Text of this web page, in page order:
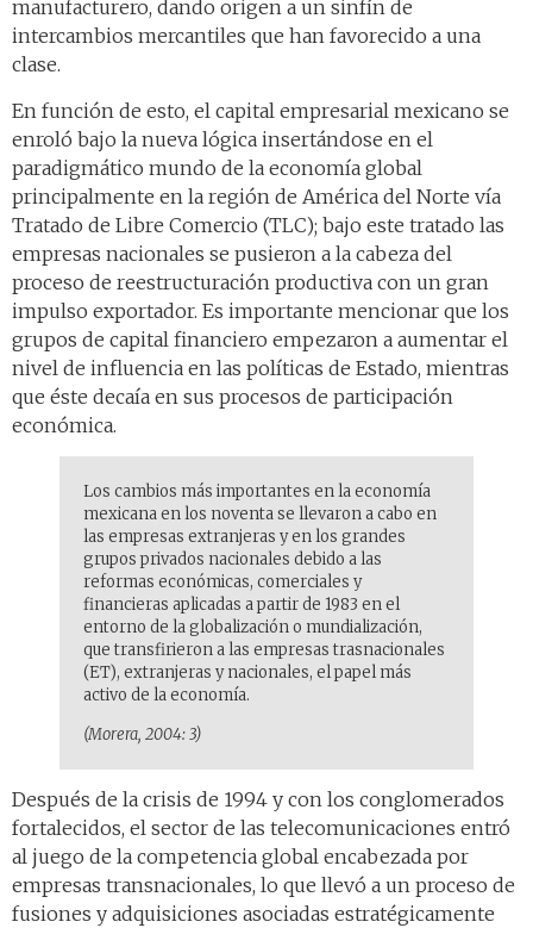
manufacturero, dando origen a un sinfín de
intercambios mercantiles que han favorecido a una
clase.
En función de esto, el capital empresarial mexicano se
enroló bajo la nueva lógica insertándose en el
paradigmático mundo de la economía global
principalmente en la región de América del Norte vía
Tratado de Libre Comercio (TLC); bajo este tratado las
empresas nacionales se pusieron a la cabeza del
proceso de reestructuración productiva con un gran
impulso exportador. Es importante mencionar que los
grupos de capital financiero empezaron a aumentar el
nivel de influencia en las políticas de Estado, mientras
que éste decaía en sus procesos de participación
económica.
Los cambios más importantes en la economía
mexicana en los noventa se llevaron a cabo en
las empresas extranjeras y en los grandes
grupos privados nacionales debido a las
reformas económicas, comerciales y
financieras aplicadas a partir de 1983 en el
entorno de la globalización o mundialización,
que transfirieron a las empresas trasnacionales
(ET), extranjeras y nacionales, el papel más
activo de la economía.
(Morera, 2004: 3)
Después de la crisis de 1994 y con los conglomerados
fortalecidos, el sector de las telecomunicaciones entró
al juego de la competencia global encabezada por
empresas transnacionales, lo que llevó a un proceso de
fusiones y adquisiciones asociadas estratégicamente